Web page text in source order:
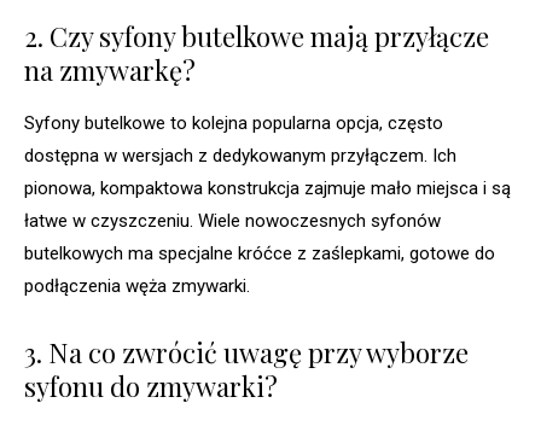
2. Czy syfony butelkowe mają przyłącze
na zmywarkę?
Syfony butelkowe to kolejna popularna opcja, często
dostępna w wersjach z dedykowanym przyłączem. Ich
pionowa, kompaktowa konstrukcja zajmuje mało miejsca i są
łatwe w czyszczeniu. Wiele nowoczesnych syfonów
butelkowych ma specjalne króćce z zaślepkami, gotowe do
podłączenia węża zmywarki.
3. Na co zwrócić uwagę przy wyborze
syfonu do zmywarki?